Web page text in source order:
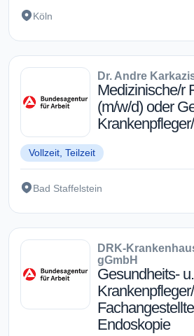
Köln
Dr. Andre
Medizinische/r
(m/w/d) oder
Vollzeit, Teilzeit
Bad Staffelstein
DRK-
gGmbH
Gesundheits- u.
Endoskopie